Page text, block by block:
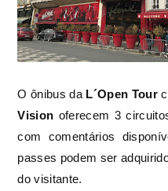
O ônibus da L´Open Tour
Vision oferecem 3
com comentários
passes podem ser
do visitante.